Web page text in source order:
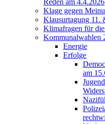
Reden am 4.4.2026
Klage gegen
Klausurtagung 11.
Klimafragen für
Kommunalwahlen
Energie
Erfolge
am